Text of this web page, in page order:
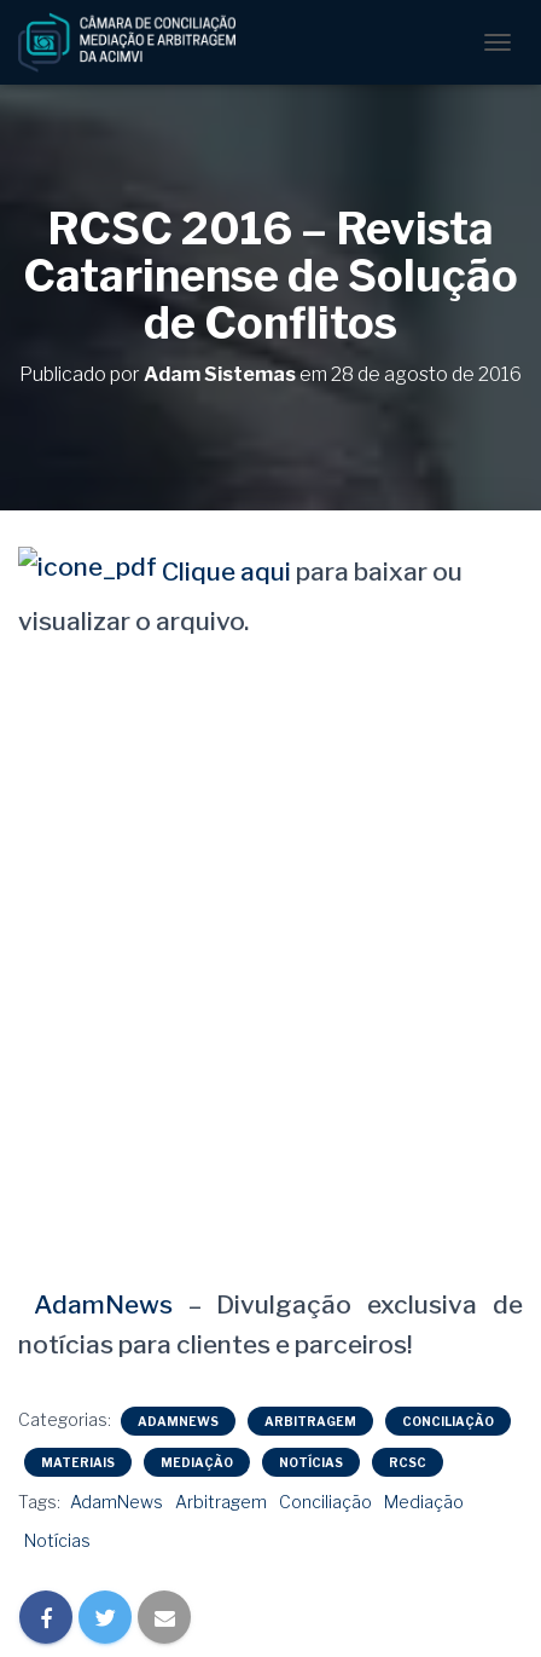
L
A
V
Ç
RCSC 2016 – Revista
Catarinense de Solução
de Conflitos
Publicado por Adam Sistemasem 28 de agosto de 2016
Clique aqui para baixar ou
visualizar o arquivo.
AdamNews– Divulgação exclusiva de
notícias para clientes e parceiros!
Categorias: ADAMNEWS ARBITRAGEM CONCILIAÇÃO
MATERIAIS MEDIAÇÃO NOTÍCIAS RCSC
Tags: AdamNews Arbitragem Conciliação
Mediação
Notícias